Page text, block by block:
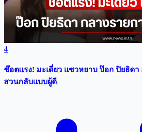
4
ช๊อตแรง! มะเดี่ยว แซวหยาบ ป๊อก ปิยธิดา
สวนกลับแบบผู้ดี